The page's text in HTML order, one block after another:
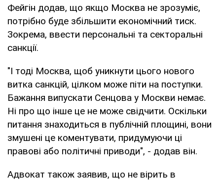
Фейгін додав, що якщо Москва не зрозуміє,
потрібно буде збільшити економічний тиск.
Зокрема, ввести персональні та секторальні
санкції.
"І тоді Москва, щоб уникнути цього нового
витка санкцій, цілком може піти на поступки.
Бажання випускати Сенцова у Москви немає.
Ні про що інше це не може свідчити. Оскільки
питання знаходиться в публічній площині, вони
змушені це коментувати, придумуючи ці
правові або політичні приводи", - додав він.
Адвокат також заявив, що не вірить в